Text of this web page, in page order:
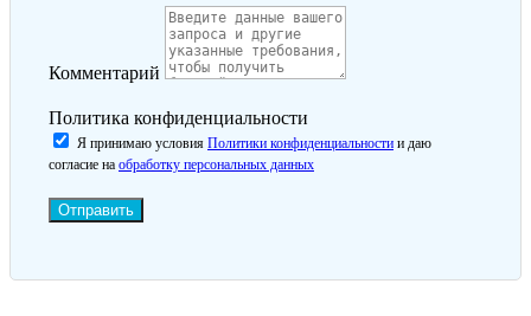
Комментарий
Политика конфиденциальности
Я принимаю условия Политики конфиденциальности и даю
согласие на обработку персональных данных
Отправить